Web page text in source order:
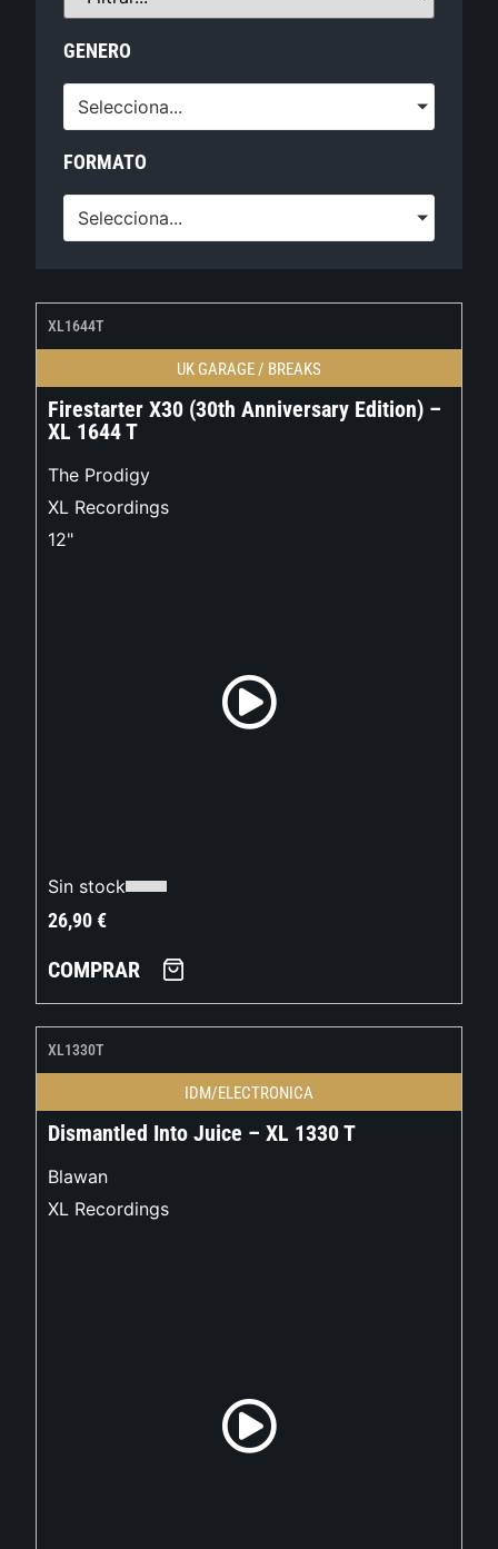
GENERO
Selecciona...
FORMATO
Selecciona...
XL1644T
UK GARAGE / BREAKS
Firestarter X30 (30th Anniversary Edition) –
XL 1644 T
The Prodigy
XL Recordings
12"
Sin stock
26,90€
COMPRAR
XL1330T
IDM/ELECTRONICA
Dismantled Into Juice – XL 1330 T
Blawan
XL Recordings